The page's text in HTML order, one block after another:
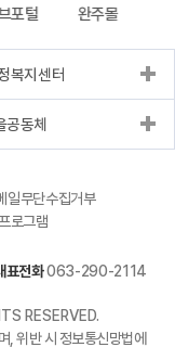
포털 완주몰
복지센터
공동체
일무단수집거부
로그램
표전화063-290-2114
RESERVED.
, 위반 시 정보통신망법에